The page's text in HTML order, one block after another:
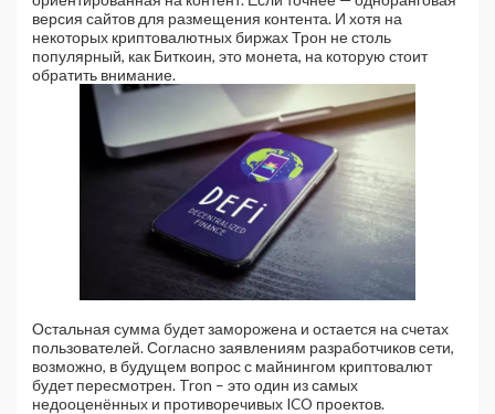
версия сайтов для размещения контента. И хотя на
некоторых криптовалютных биржах Трон не столь
популярный, как Биткоин, это монета, на которую стоит
обратить внимание.
Остальная сумма будет заморожена и остается на счетах
пользователей. Согласно заявлениям разработчиков сети,
возможно, в будущем вопрос с майнингом криптовалют
будет пересмотрен. Tron – это один из самых
недооценённых и противоречивых ICO проектов.